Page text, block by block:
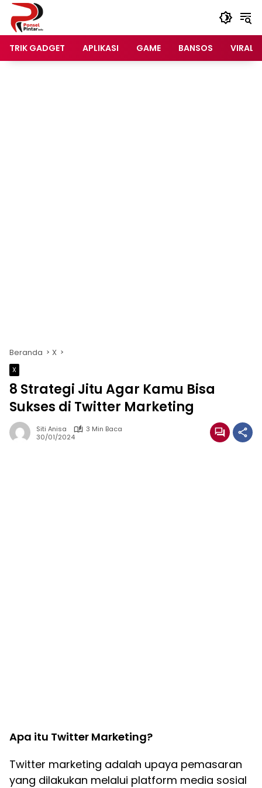
Langsung
konten
TRIK GADGET
APLIKASI GAME BANSOS VIRAL
Beranda X
X
8 Strategi Jitu Agar Kamu Bisa
Sukses di Twitter Marketing
Siti Anisa
3 Min Baca
30/01/2024
Apa itu Twitter Marketing?
Twitter marketing adalah upaya pemasaran
yang dilakukan melalui platform media sosial